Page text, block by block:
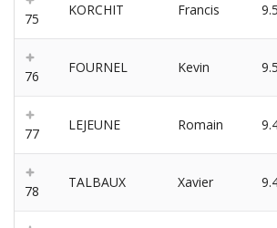
75
KORCHIT Francis
76
FOURNEL Kevin
77
LEJEUNE Romain
78
TALBAUX Xavier